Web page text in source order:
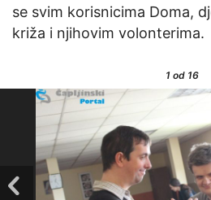
se svim korisnicima Doma,
križa i njihovim volonterima.
1od 16